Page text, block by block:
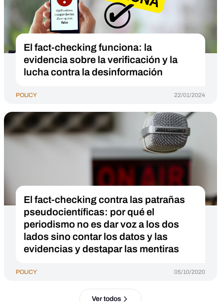
El fact-checking funciona: la
evidencia sobre la verificación y la
lucha contra la desinformación
POLICY 22/01/2024
El fact-checking contra las patrañas
pseudocientíficas: por qué el
periodismo no es dar voz a los dos
lados sino contar los datos y las
evidencias y destapar las mentiras
POLICY 05/10/2020
Ver todos